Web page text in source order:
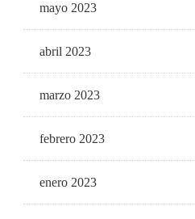
mayo 2023
abril 2023
marzo 2023
febrero 2023
enero 2023